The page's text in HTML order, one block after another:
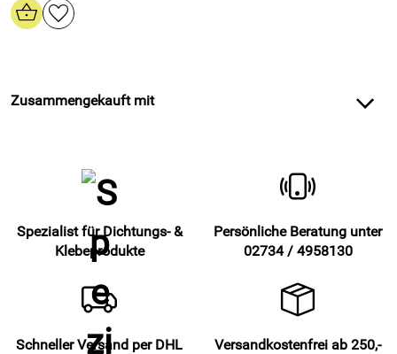
Zusammengekauft mit
Spezialist für Dichtungs- &
Klebeprodukte
Persönliche Beratung unter
02734 / 4958130
Schneller Versand per DHL
Versandkostenfrei ab 250,-